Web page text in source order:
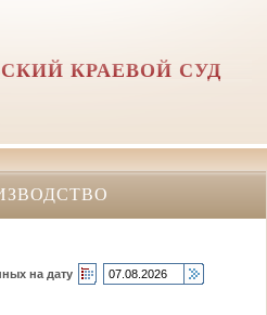
КРАЕВОЙ СУД
на дату